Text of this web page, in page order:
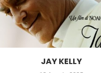
JAY KELLY